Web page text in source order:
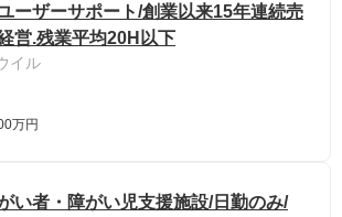
ーザーサポート/創業以来15年連続売
営.残業平均20H以下
イル
万円
い者・障がい児支援施設/日勤のみ/